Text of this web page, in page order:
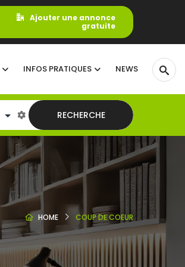
Ajouter une annonce
gratuite
INFOS PRATIQUES NEWS
RECHERCHE
HOME COUP DE COEUR